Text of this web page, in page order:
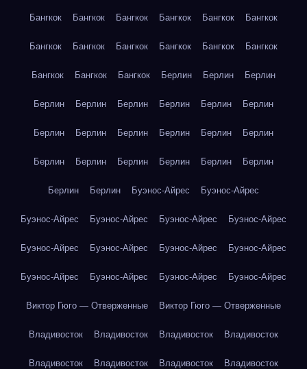
Бангкок Бангкок Бангкок Бангкок Бангкок Бангкок
Бангкок Бангкок Бангкок Бангкок Бангкок Бангкок
Бангкок Бангкок Бангкок Берлин Берлин Берлин
Берлин Берлин Берлин Берлин Берлин Берлин
Берлин Берлин Берлин Берлин Берлин Берлин
Берлин Берлин Берлин Берлин Берлин Берлин
Берлин Берлин Буэнос-Айрес Буэнос-Айрес
Буэнос-Айрес Буэнос-Айрес Буэнос-Айрес Буэнос-Айрес
Буэнос-Айрес Буэнос-Айрес Буэнос-Айрес Буэнос-Айрес
Буэнос-Айрес Буэнос-Айрес Буэнос-Айрес Буэнос-Айрес
Виктор Гюго — Отверженные Виктор Гюго — Отверженные
Владивосток Владивосток Владивосток Владивосток
Владивосток Владивосток Владивосток Владивосток